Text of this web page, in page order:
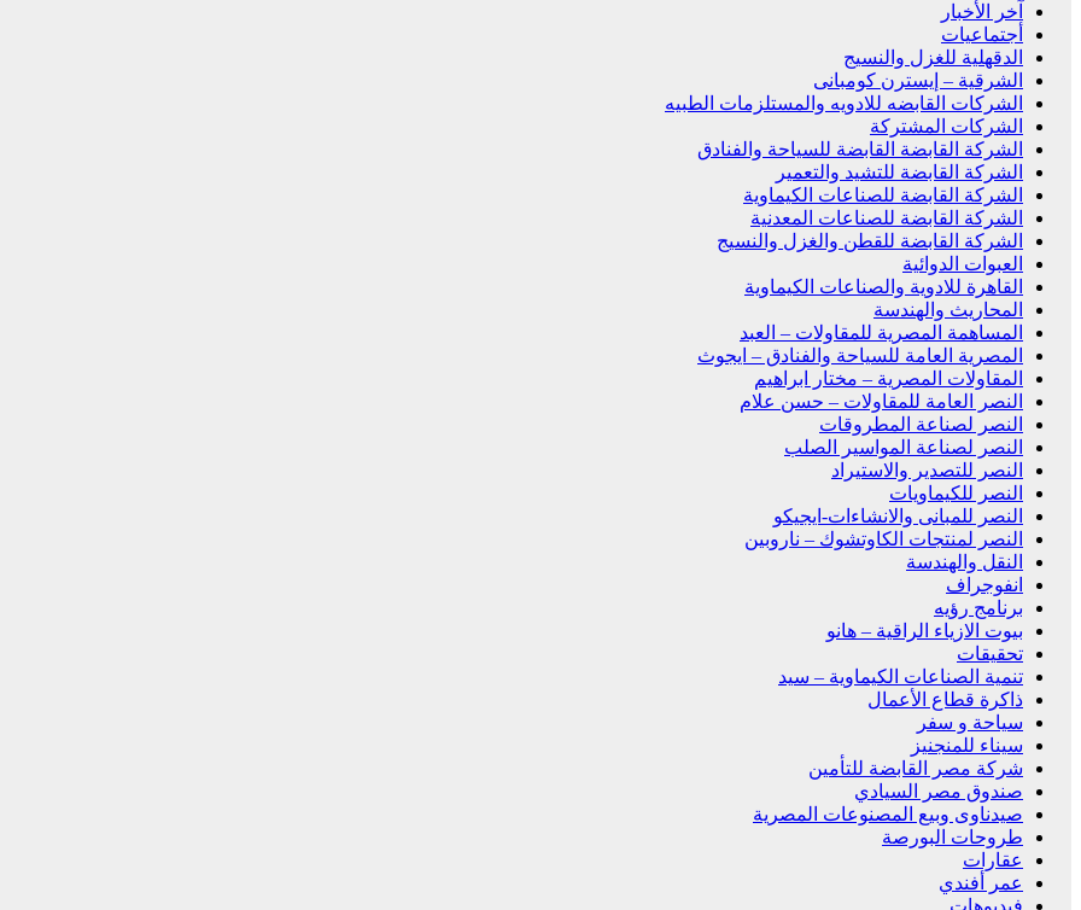
آخر الأخبار
أجتماعيات
الدقهلية للغزل والنسيج
الشرقية – إيسترن كومبانى
الشركات القابضه للادويه والمستلزمات الطبيه
الشركات المشتركة
الشركة القابضة القابضة للسياحة والفنادق
الشركة القابضة للتشيد والتعمير
الشركة القابضة للصناعات الكيماوية
الشركة القابضة للصناعات المعدنية
الشركة القابضة للقطن والغزل والنسيج
العبوات الدوائية
القاهرة للادوية والصناعات الكيماوية
المحاريث والهندسة
المساهمة المصرية للمقاولات – العبد
المصرية العامة للسياحة والفنادق – ايجوث
المقاولات المصرية – مختار ابراهيم
النصر العامة للمقاولات – حسن علام
النصر لصناعة المطروقات
النصر لصناعة المواسير الصلب
النصر للتصدير والاستيراد
النصر للكيماويات
النصر للمبانى والانشاءات-ايجيكو
النصر لمنتجات الكاوتشوك – ناروبين
النقل والهندسة
انفوجراف
برنامج رؤيه
بيوت الازياء الراقية – هانو
تحقيقات
تنمية الصناعات الكيماوية – سيد
ذاكرة قطاع الأعمال
سياحة و سفر
سيناء للمنجنيز
شركة مصر القابضة للتأمين
صندوق مصر السيادي
صيدناوى وبيع المصنوعات المصرية
طروحات البورصة
عقارات
عمر أفندي
فيديوهات